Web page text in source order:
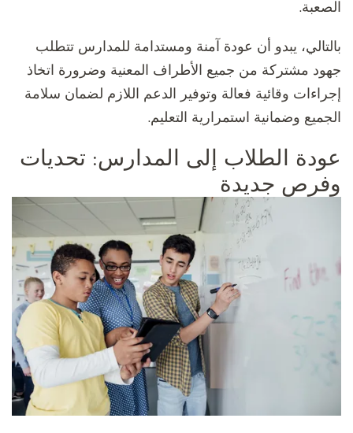
الصعبة.
بالتالي، يبدو أن عودة آمنة ومستدامة للمدارس تتطلب
جهود مشتركة من جميع الأطراف المعنية وضرورة اتخاذ
إجراءات وقائية فعالة وتوفير الدعم اللازم لضمان سلامة
الجميع وضمانية استمرارية التعليم.
عودة الطلاب إلى المدارس: تحديات
وفرص جديدة